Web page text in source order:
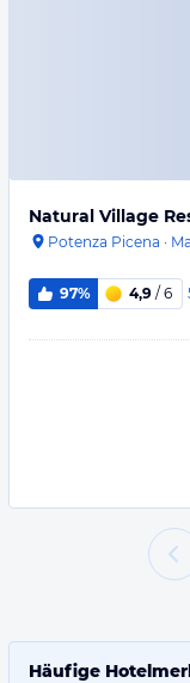
Natural Village
Potenza Picena ·
97% 4,9 / 6
Häufige